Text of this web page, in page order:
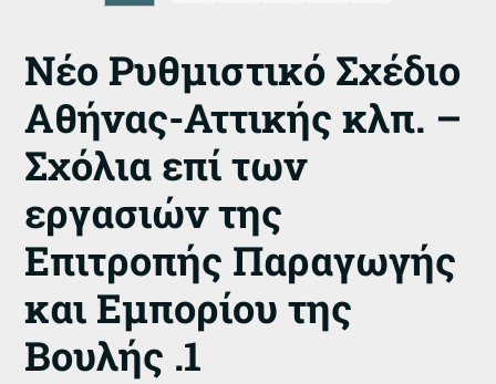
Νέο Ρυθμιστικό Σχέδιο
Αθήνας-Αττικής κλπ. –
Σχόλια επί των
εργασιών της
Επιτροπής Παραγωγής
και Εμπορίου της
Βουλής .1